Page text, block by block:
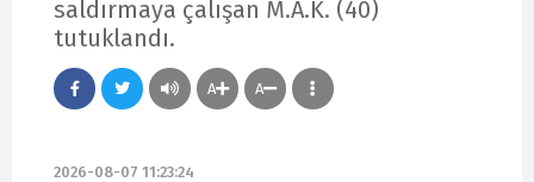
saldırmaya çalışan M.A.K. (40)
tutuklandı.
A A
2026-08-07 11:23:24